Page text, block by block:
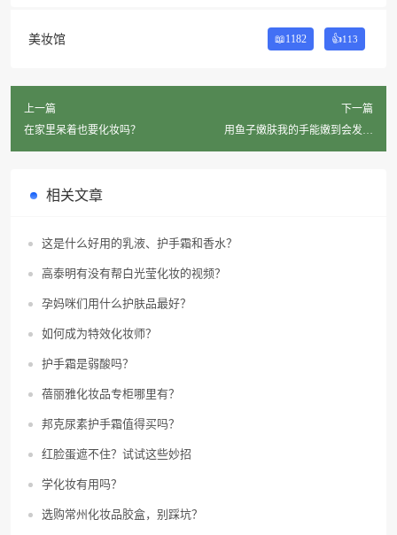
美妆馆 📖1182 👍113
上一篇
在家里呆着也要化妆吗？
下一篇
用鱼子嫩肤我的手能嫩到会发光
相关文章
这是什么好用的乳液、护手霜和香水？
高泰明有没有帮白光莹化妆的视频？
孕妈咪们用什么护肤品最好？
如何成为特效化妆师？
护手霜是弱酸吗？
蓓丽雅化妆品专柜哪里有？
邦克尿素护手霜值得买吗？
红脸蛋遮不住？试试这些妙招
学化妆有用吗？
选购常州化妆品胶盒，别踩坑？